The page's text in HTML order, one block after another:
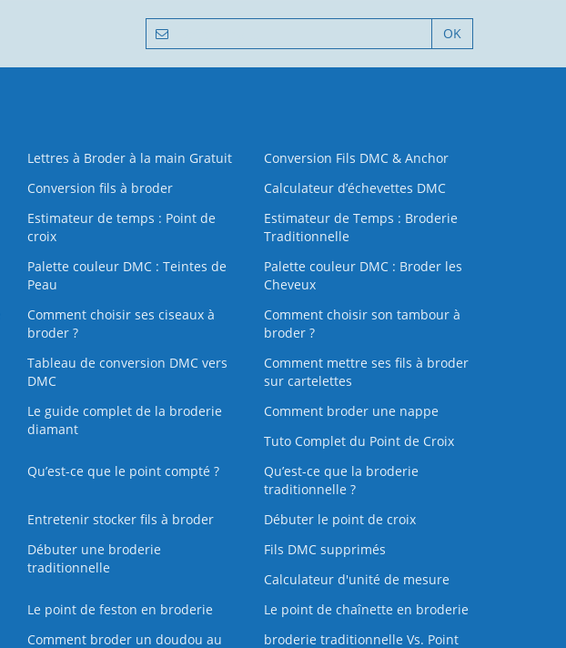
OK
Lettres à Broder à la main Gratuit
Conversion Fils DMC & Anchor
Conversion fils à broder
Calculateur d’échevettes DMC
Estimateur de temps : Point de
croix
Estimateur de Temps : Broderie
Traditionnelle
Palette couleur DMC : Teintes de
Peau
Palette couleur DMC : Broder les
Cheveux
Comment choisir ses ciseaux à
broder ?
Comment choisir son tambour à
broder ?
Tableau de conversion DMC vers
DMC
Comment mettre ses fils à broder
sur cartelettes
Le guide complet de la broderie
diamant
Comment broder une nappe
Tuto Complet du Point de Croix
Qu’est-ce que le point compté ?
Qu’est-ce que la broderie
traditionnelle ?
Entretenir stocker fils à broder
Débuter le point de croix
Débuter une broderie
traditionnelle
Fils DMC supprimés
Calculateur d'unité de mesure
Le point de feston en broderie
Le point de chaînette en broderie
Comment broder un doudou au broderie traditionnelle Vs. Point